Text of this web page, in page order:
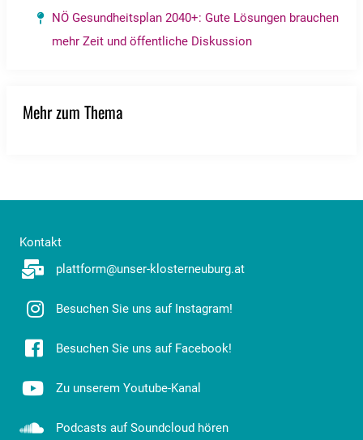
NÖ Gesundheitsplan 2040+: Gute Lösungen brauchen
mehr Zeit und öffentliche Diskussion
Mehr zum Thema
Kontakt
plattform@unser-klosterneuburg.at
Besuchen Sie uns auf Instagram!
Besuchen Sie uns auf Facebook!
Zu unserem Youtube-Kanal
Podcasts auf Soundcloud hören